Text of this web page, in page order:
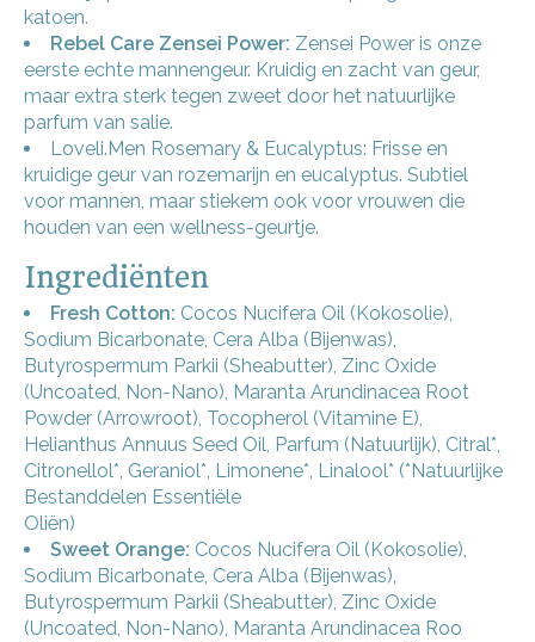
katoen.
Rebel Care Zensei Power: Zensei Power is onze
eerste echte mannengeur. Kruidig en zacht van geur,
maar extra sterk tegen zweet door het natuurlijke
parfum van salie.
Loveli.Men Rosemary & Eucalyptus: Frisse en
kruidige geur van rozemarijn en eucalyptus. Subtiel
voor mannen, maar stiekem ook voor vrouwen die
houden van een wellness-geurtje.
Ingrediënten
Fresh Cotton: Cocos Nucifera Oil (Kokosolie),
Sodium Bicarbonate, Cera Alba (Bijenwas),
Butyrospermum Parkii (Sheabutter), Zinc Oxide
(Uncoated, Non-Nano), Maranta Arundinacea Root
Powder (Arrowroot), Tocopherol (Vitamine E),
Helianthus Annuus Seed Oil, Parfum (Natuurlijk), Citral*,
Citronellol*, Geraniol*, Limonene*, Linalool* (*Natuurlijke
Bestanddelen Essentiële
Oliën)
Sweet Orange: Cocos Nucifera Oil (Kokosolie),
Sodium Bicarbonate, Cera Alba (Bijenwas),
Butyrospermum Parkii (Sheabutter), Zinc Oxide
(Uncoated, Non-Nano), Maranta Arundinacea Roo